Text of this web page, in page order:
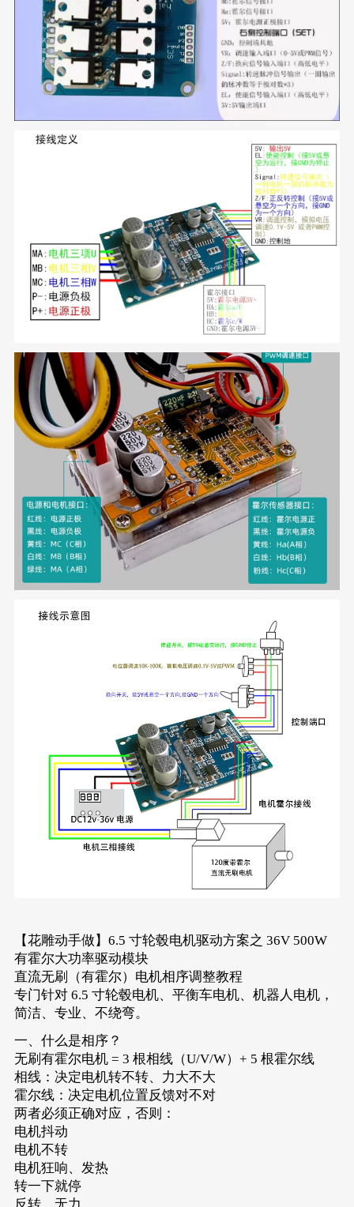
【花雕动手做】6.5 寸轮毂电机驱动方案之 36V 500W
有霍尔大功率驱动模块
直流无刷（有霍尔）电机相序调整教程
专门针对 6.5 寸轮毂电机、平衡车电机、机器人电机，
简洁、专业、不绕弯。
一、什么是相序？
无刷有霍尔电机 = 3 根相线（U/V/W）+ 5 根霍尔线
相线：决定电机转不转、力大不大
霍尔线：决定电机位置反馈对不对
两者必须正确对应，否则：
电机抖动
电机不转
电机狂响、发热
转一下就停